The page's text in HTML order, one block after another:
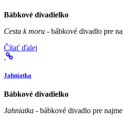
Bábkové divadielko
Cesta k moru - bábkové divadlo pre
Čítať ďalej
Jahniatka
Bábkové divadielko
Jahniatka - bábkové divadlo pre